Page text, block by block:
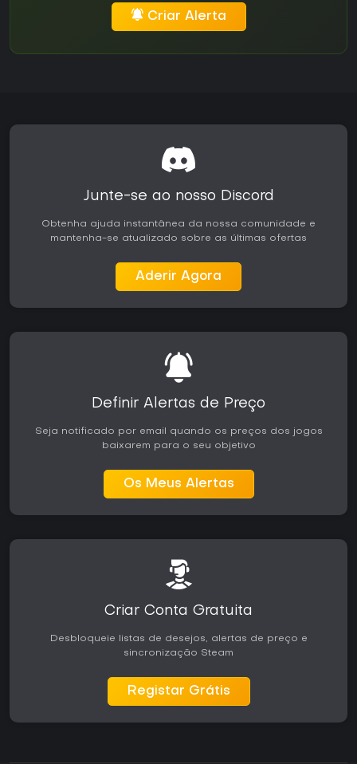
Criar Alerta
Junte-se ao nosso Discord
Obtenha ajuda instantânea da nossa comunidade e
mantenha-se atualizado sobre as últimas ofertas
Aderir Agora
Definir Alertas de Preço
Seja notificado por email quando os preços dos jogos
baixarem para o seu objetivo
Os Meus Alertas
Criar Conta Gratuita
Desbloqueie listas de desejos, alertas de preço e
sincronização Steam
Registar Grátis